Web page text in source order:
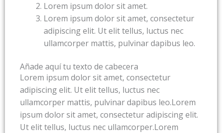
Lorem ipsum dolor sit amet.
Lorem ipsum dolor sit amet, consectetur
adipiscing elit. Ut elit tellus, luctus nec
ullamcorper mattis, pulvinar dapibus leo.
Añade aquí tu texto de cabecera
Lorem ipsum dolor sit amet, consectetur
adipiscing elit. Ut elit tellus, luctus nec
ullamcorper mattis, pulvinar dapibus leo.Lorem
ipsum dolor sit amet, consectetur adipiscing elit.
Ut elit tellus, luctus nec ullamcorper.Lorem